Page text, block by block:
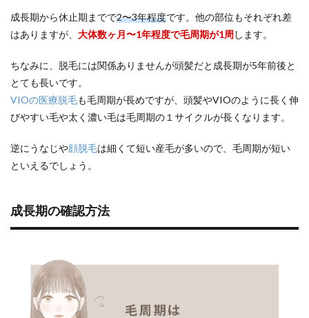
成長期から休止期までで2〜3年程度です。他の部位もそれぞれ差
はありますが、 大体数ヶ月〜1年程度で毛周期が1周 します。
ちなみに、脱毛には関係ありませんが頭髪だと成長期が5年前後と
とても長いです。
VIOの医療脱毛も毛周期が長めですが、頭髪やVIOのように長く伸
びやすい毛や太く濃い毛は毛周期の１サイクルが長くなります。
逆にうなじや顔脱毛は細くて短い産毛が多いので、毛周期が短い
といえるでしょう。
成長期の確認方法